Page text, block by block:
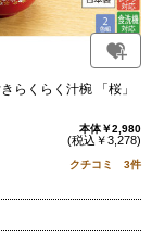
くらく汁椀 「桜」
本体￥2,980
(税込￥3,278)
クチコミ 3件